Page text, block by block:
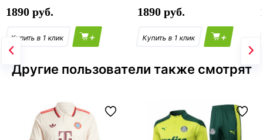
1890
+
1890
+
Другие пользователи также смотрят